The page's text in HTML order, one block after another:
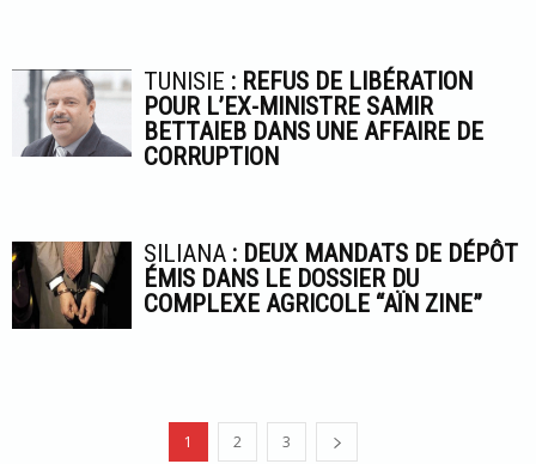
TUNISIE : REFUS DE LIBÉRATION
POUR L’EX-MINISTRE SAMIR
BETTAIEB DANS UNE AFFAIRE DE
CORRUPTION
SILIANA : DEUX MANDATS DE DÉPÔT
ÉMIS DANS LE DOSSIER DU
COMPLEXE AGRICOLE “AÏN ZINE”
1 2 3